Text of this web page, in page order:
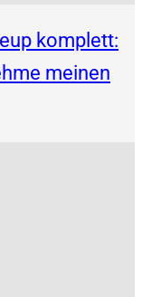
komplett:
meinen